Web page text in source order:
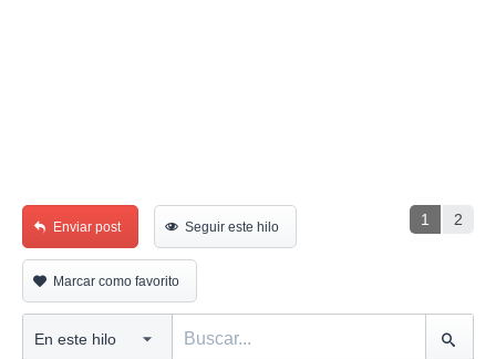
1 2
Enviar post Seguir este hilo
Marcar como favorito